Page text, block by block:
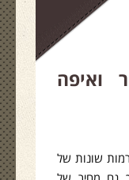
ואיפה
שונות של